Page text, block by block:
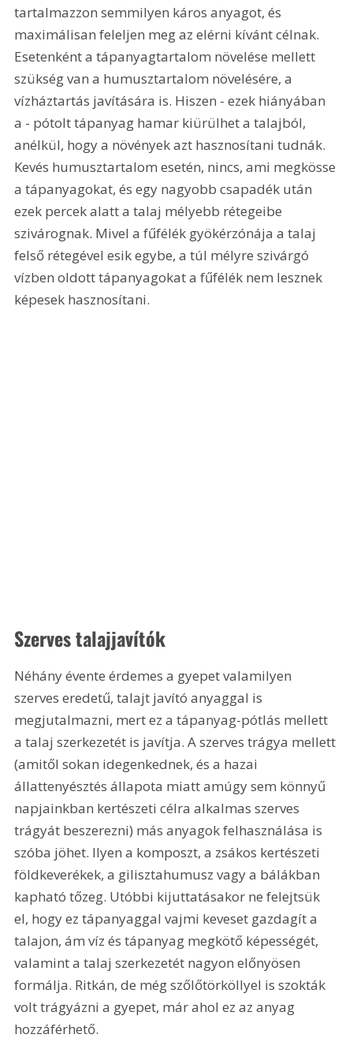
tartalmazzon semmilyen káros anyagot, és
maximálisan feleljen meg az elérni kívánt célnak.
Esetenként a tápanyagtartalom növelése mellett
szükség van a humusztartalom növelésére, a
vízháztartás javítására is. Hiszen - ezek hiányában
a - pótolt tápanyag hamar kiürülhet a talajból,
anélkül, hogy a növények azt hasznosítani tudnák.
Kevés humusztartalom esetén, nincs, ami megkösse
a tápanyagokat, és egy nagyobb csapadék után
ezek percek alatt a talaj mélyebb rétegeibe
szivárognak. Mivel a fűfélék gyökérzónája a talaj
felső rétegével esik egybe, a túl mélyre szivárgó
vízben oldott tápanyagokat a fűfélék nem lesznek
képesek hasznosítani.
Szerves talajjavítók
Néhány évente érdemes a gyepet valamilyen
szerves eredetű, talajt javító anyaggal is
megjutalmazni, mert ez a tápanyag-pótlás mellett
a talaj szerkezetét is javítja. A szerves trágya mellett
(amitől sokan idegenkednek, és a hazai
állattenyésztés állapota miatt amúgy sem könnyű
napjainkban kertészeti célra alkalmas szerves
trágyát beszerezni) más anyagok felhasználása is
szóba jöhet. Ilyen a komposzt, a zsákos kertészeti
földkeverékek, a gilisztahumusz vagy a bálákban
kapható tőzeg. Utóbbi kijuttatásakor ne felejtsük
el, hogy ez tápanyaggal vajmi keveset gazdagít a
talajon, ám víz és tápanyag megkötő képességét,
valamint a talaj szerkezetét nagyon előnyösen
formálja. Ritkán, de még szőlőtörköllyel is szokták
volt trágyázni a gyepet, már ahol ez az anyag
hozzáférhető.